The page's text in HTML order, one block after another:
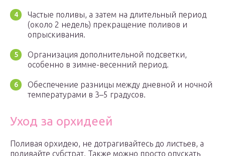
Частые поливы, а затем на длительный период
(около 2 недель) прекращение поливов и
опрыскивания.
Организация дополнительной подсветки,
особенно в зимне-весенний период.
Обеспечение разницы между дневной и ночной
температурами в 3–5 градусов.
Уход за орхидеей
Поливая орхидею, не дотрагивайтесь до листьев, а
поливайте субстрат. Также можно просто опускать